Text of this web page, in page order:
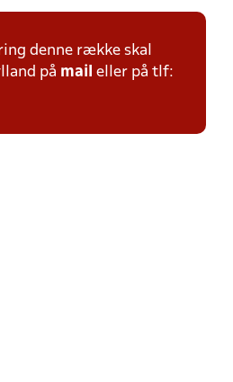
denne række skal
på mail eller på tlf: